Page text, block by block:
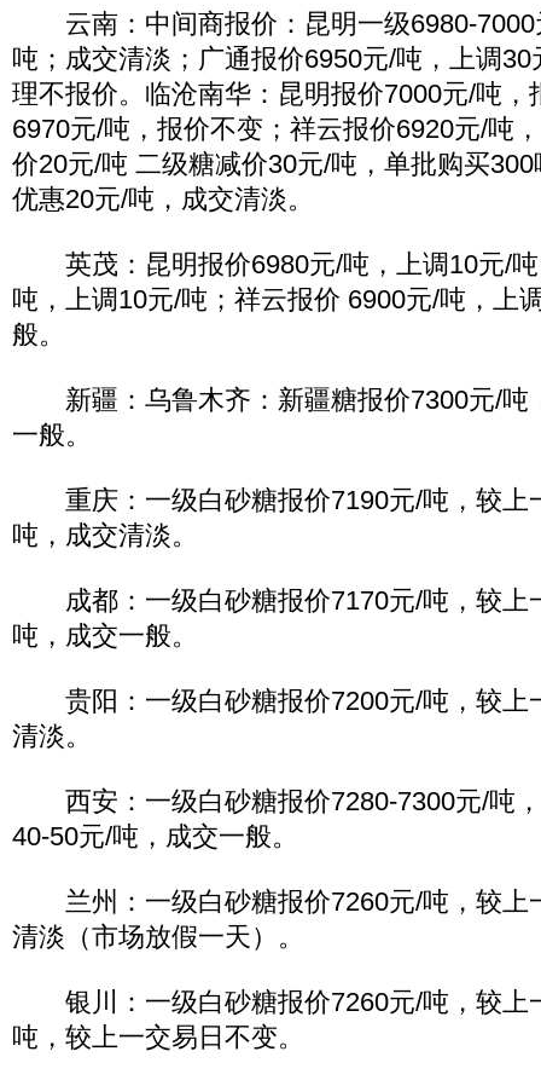
云南：中间商报价：昆明一级6980-7000
吨；成交清淡；广通报价6950元/吨，上调
理不报价。临沧南华：昆明报价7000元/吨，
6970元/吨，报价不变；祥云报价6920元/吨
价20元/吨 二级糖减价30元/吨，单批购买
优惠20元/吨，成交清淡。
英茂：昆明报价6980元/吨，上调10元/吨
吨，上调10元/吨；祥云报价 6900元/吨，上
般。
新疆：乌鲁木齐：新疆糖报价7300元/吨
一般。
重庆：一级白砂糖报价7190元/吨，较上
吨，成交清淡。
成都：一级白砂糖报价7170元/吨，较上
吨，成交一般。
贵阳：一级白砂糖报价7200元/吨，较上
清淡。
西安：一级白砂糖报价7280-7300元/吨
40-50元/吨，成交一般。
兰州：一级白砂糖报价7260元/吨，较上
清淡（市场放假一天）。
银川：一级白砂糖报价7260元/吨，较上
吨，较上一交易日不变。